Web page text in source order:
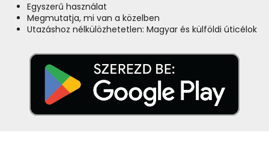
Egyszerű használat
Megmutatja, mi van a közelben
Utazáshoz nélkülözhetetlen: Magyar és külföldi úticélok